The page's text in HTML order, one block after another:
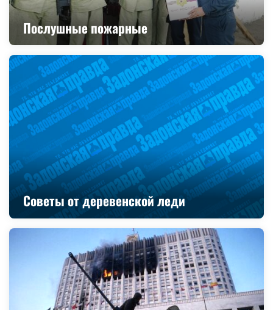
Послушные пожарные
Советы от деревенской леди